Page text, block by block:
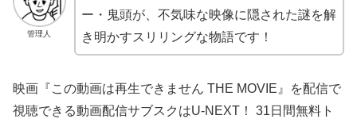
管理人
ー・鬼頭が、不気味な映像に隠された謎を解
き明かすスリリングな物語です！
映画『この動画は再生できません THE MOVIE』を配信で
視聴できる動画配信サブスクはU-NEXT！ 31日間無料ト